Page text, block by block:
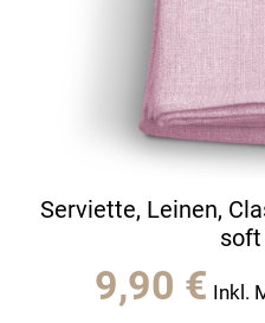
Serviette, Leinen,
9,90 € Inkl.